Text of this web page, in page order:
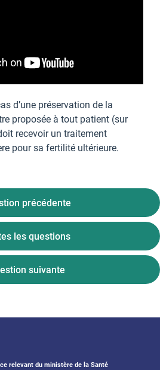
d’une préservation de la
proposée à tout patient (sur
recevoir un traitement
pour sa fertilité ultérieure.
précédente
les questions
suivante
relevant du ministère de la Santé